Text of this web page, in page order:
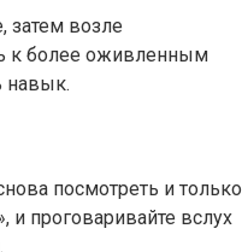
затем возле
к более оживленным
навык.
посмотреть и только
и проговаривайте вслух